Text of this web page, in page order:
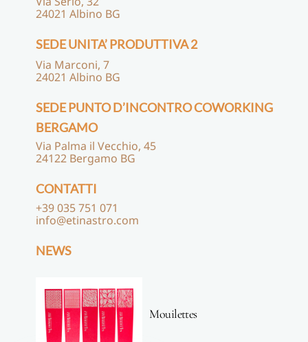
24021 Albino BG
SEDE UNITA’ PRODUTTIVA 2
Via Marconi, 7
24021 Albino BG
SEDE PUNTO D’INCONTRO COWORKING
BERGAMO
Via Palma il Vecchio, 45
24122 Bergamo BG
CONTATTI
+39 035 751 071
info@etinastro.com
NEWS
Mouilettes